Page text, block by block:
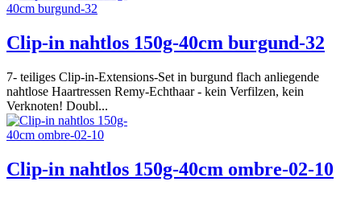
Clip-in nahtlos 150g-40cm burgund-32
7- teiliges Clip-in-Extensions-Set in burgund flach anliegende
nahtlose Haartressen Remy-Echthaar - kein Verfilzen, kein
Verknoten! Doubl...
Clip-in nahtlos 150g-40cm ombre-02-10